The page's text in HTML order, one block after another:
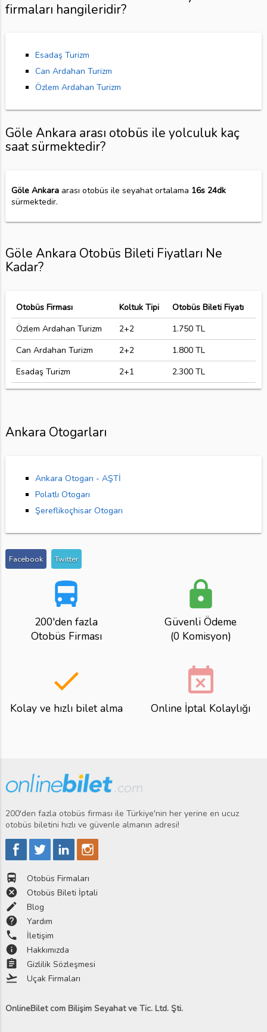
firmaları hangileridir?
Esadaş Turizm
Can Ardahan Turizm
Özlem Ardahan Turizm
Göle Ankara arası otobüs ile yolculuk kaç
saat sürmektedir?
Göle Ankaraarası otobüs ile seyahat ortalama 16s 24dk
sürmektedir.
Göle Ankara Otobüs Bileti Fiyatları Ne
Kadar?
Otobüs Firması Koltuk Tipi
Otobüs Bileti Fiyatı
Özlem Ardahan Turizm
2+2
1.750 TL
Can Ardahan Turizm
2+2
1.800 TL
Esadaş Turizm
2+1 2.300 TL
Ankara Otogarları
Ankara Otogarı - AŞTİ
Polatlı Otogarı
Şereflikoçhisar Otogarı
Facebook Twitter
directions_bus
200'den fazla
Otobüs Firması
lock
Güvenli Ödeme
(0 Komisyon)
done
Kolay ve hızlı bilet alma
event_busy
Online İptal Kolaylığı
200'den fazla otobüs firması ile Türkiye'nin her yerine en ucuz
otobüs biletini hızlı ve güvenle almanın adresi!
directions_bus Otobüs Firmaları
cancel Otobüs Bileti İptali
edit Blog
help Yardım
phone İletişim
info Hakkımızda
assignment Gizlilik Sözleşmesi
flight_takeoff Uçak Firmaları
OnlineBilet com Bilişim Seyahat ve Tic. Ltd. Şti.